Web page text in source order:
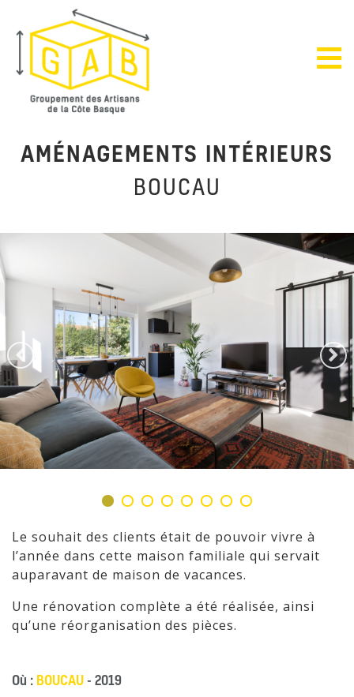
AMÉNAGEMENTS INTÉRIEURS
BOUCAU
Le souhait des clients était de pouvoir vivre à
l’année dans cette maison familiale qui servait
auparavant de maison de vacances.
Une rénovation complète a été réalisée, ainsi
qu’une réorganisation des pièces.
Où : BOUCAU- 2019